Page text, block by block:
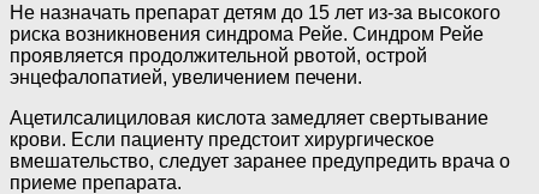
Не назначать препарат детям до 15 лет из-за высокого
риска возникновения синдрома Рейе. Синдром Рейе
проявляется продолжительной рвотой, острой
энцефалопатией, увеличением печени.
Ацетилсалициловая кислота замедляет свертывание
крови. Если пациенту предстоит хирургическое
вмешательство, следует заранее предупредить врача о
приеме препарата.